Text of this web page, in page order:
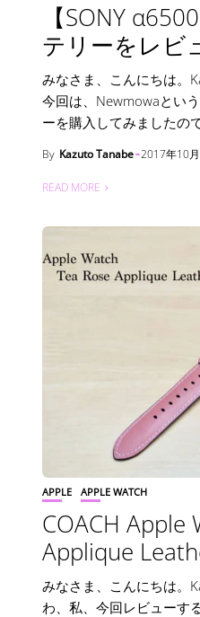
【SONY
テリーをレビ
みなさま、こんにちは。
今回は、Newmowaとい
ーを購入してみましたの
By Kazuto Tanabe 2017年10
READ MORE
APPLE APPLE WATCH
COACH Apple
Applique
みなさま、こんにちは。
わ、私、今回レビューす